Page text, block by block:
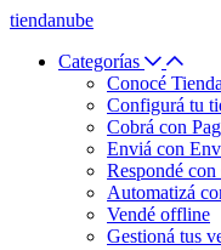
tiendanube
Categorías
Conocé
Configurá tu
Cobrá con
Enviá con
Respondé
Automatizá
Vendé offline
Gestioná tus